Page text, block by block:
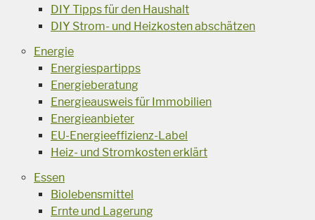
DIY Tipps für den Haushalt
DIY Strom- und Heizkosten abschätzen
Energie
Energiespartipps
Energieberatung
Energieausweis für Immobilien
Energieanbieter
EU-Energieeffizienz-Label
Heiz- und Stromkosten erklärt
Essen
Biolebensmittel
Ernte und Lagerung